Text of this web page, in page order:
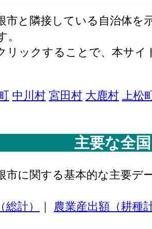
市と隣接している自治体を
。
リックすることで、本サ
中川村 宮田村 大鹿村 上松
主要な全
市に関する基本的な主要
計）
｜ 農業産出額（耕種